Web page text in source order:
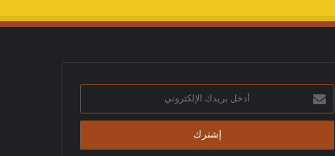
أدخل
بريدك
الإلكتروني